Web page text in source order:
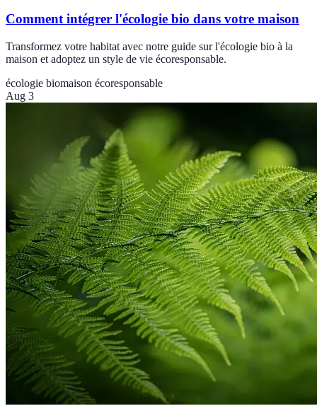
Comment intégrer l'écologie bio dans votre maison
Transformez votre habitat avec notre guide sur l'écologie bio à la
maison et adoptez un style de vie écoresponsable.
écologie biomaison écoresponsable
Aug 3